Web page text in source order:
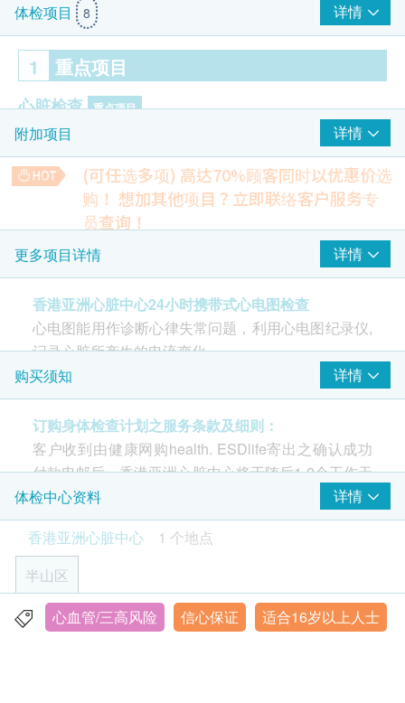
体检项目 8 详情
1 重点项目
心脏检查 重点项目
24小时活动心电图
基本项目
基本健康评估
血压
体质指标
脉搏率
身高
体重
心率
报告
由心脏科专科医生解释报告
附加项目 详情
(可任选多项) 高达70%顾客同时以优惠价选
购！ 想加其他项目？立即联络客户服务专
员查询！
心脏超声波扫描
心脏超声波检查运用超声波,获得即时影像，用以评估心脏结
构及功能。医生可从心脏超声波检查所得到的影像中，评估心
脏腔室的大小，了解心脏收缩功能是否良好，亦能判定先天性
心脏病、心脏瓣膜移动及缺损情况
HK$2,850.0
运动心电图
运动心电图检查最常用于评估冠状动脉性心脏病，俗称冠心
量， 心电图就会出现心肌缺血的变化显示或其他隐性心脏病征
兆
HK$2,500.0
驻院营养师咨询服务
由加拿大注册营养师按个别人士的需要或身体情况客户而提供
营养辅导和设计出安全及可行的饮食治疗
HK$ 520.0
24小时血压监察
此仪器可以让病人于预定时间内纪录个人血压。这仪器的大小
更多项目详情 详情
香港亚洲心脏中心24小时携带式心电图检查
心电图能用作诊断心律失常问题，利用心电图纪录仪,
记录心脏所产生的电流变化。
当心律失常发生时，你可能并不在医生的诊所，或在
心电图诊室内，往往只有一分钟不到的时间，实在难
以捕捉。而心电图纪录仪正正能记录二十四小时的心
电图，而且还不会影响你的日常活动。
过程：
医护人员会在你身上贴上七个电极片贴，然后接驳
到心电图纪录仪上。
一般情况下，佩带这部纪录器需时十至二十分钟，
不需住院。
在佩戴纪录器时，你需要记下一整天的活动及不
购买须知 详情
订购身体检查计划之服务条款及细则：
客户收到由健康网购health. ESDlife寄出之确认成功
付款电邮后，香港亚洲心脏中心将于随后1-2个工作天
办公时间内，致电客户预约身体检查的时间。 客户亦
可在订单确认后1个工作天致电本中心预约 (电话：
3189 7011）。
年龄
健康检查计划只适用于16岁或以上之人士。
未成年客人体检指引（16岁至18岁以下人士)：
体检中心资料
详情
香港亚洲心脏中心
1 个地点
半山区
香港旧山顶道1号 嘉诺撒医院地下
心血管/三高风险 信心保证 适合16岁以上人士